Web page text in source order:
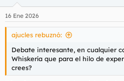
e
s
16 Ene 2026
ajucles rebuznó:
Debate interesante, en cualquier
Whiskería que para el hilo de
crees?